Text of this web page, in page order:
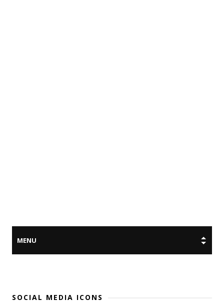
SOCIAL MEDIA ICONS